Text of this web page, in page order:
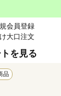
会員登録
大口注文
を見る
品